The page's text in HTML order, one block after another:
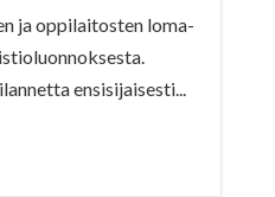
ja oppilaitosten loma-
ensisijaisesti...